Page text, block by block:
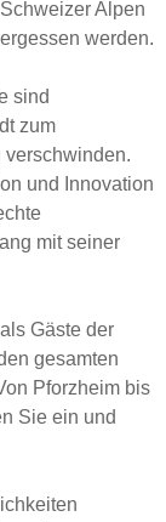
Alpen
werden.
sind
zum
verschwinden.
und Innovation
mit seiner
Gäste der
gesamten
Pforzheim bis
Sie ein und